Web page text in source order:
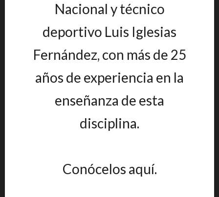
Nacional y técnico
deportivo Luis Iglesias
Fernández, con más de 25
años de experiencia en la
enseñanza de esta
disciplina.
Conócelos aquí.